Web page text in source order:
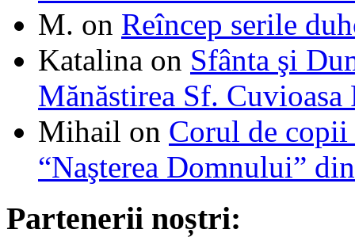
M. on Reîncep serile
Katalina on Sfânta şi
Mănăstirea Sf. Cuvioasa
Mihail on Corul de
“Naşterea Domnului”
Partenerii noștri: